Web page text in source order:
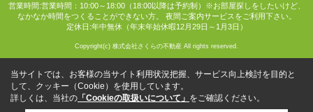
営業時間:営業時間：10:00～18:00（18:00以降は予約制）※お部屋探しをしたいけど、
なかなか時間をつくることができない方。 夜間ご案内サービスをご利用下さい。
定休日:年中無休（年末年始休暇12月29日～1月3日）
Copyright(c) 株式会社さくらの不動産 All rights reserved.
当サイトでは、お客様の当サイト利用状況把握、サービス向上検討を目的と
して、クッキー（Cookie）を使用しています。
詳しくは、当社の 「Cookieの取扱いについて」 をご確認ください。